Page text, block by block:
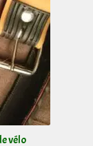
vélo